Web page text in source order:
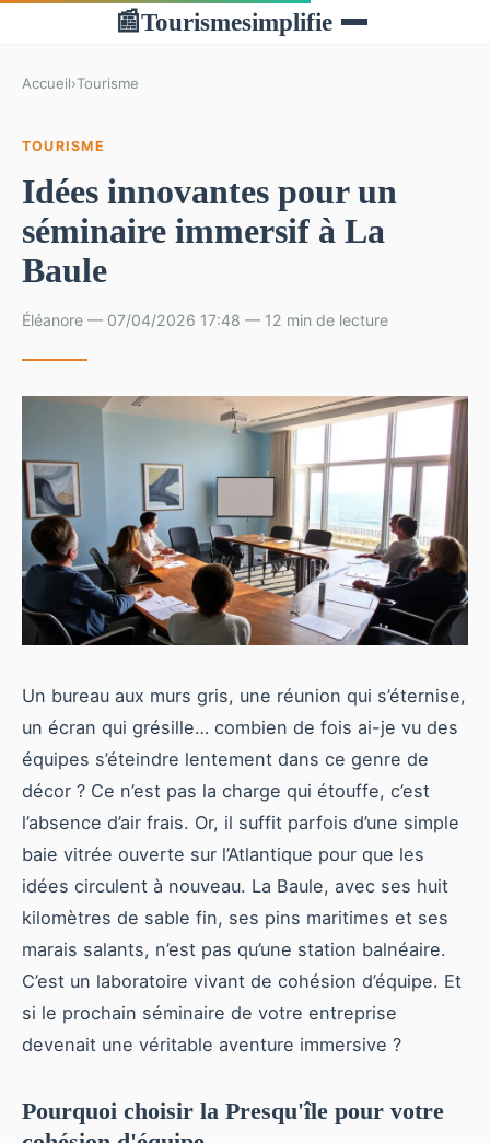
📰Tourismesimplifie
Accueil›Tourisme
TOURISME
Idées innovantes pour un
séminaire immersif à La
Baule
Éléanore — 07/04/2026 17:48 — 12 min de lecture
Un bureau aux murs gris, une réunion qui s’éternise,
un écran qui grésille… combien de fois ai-je vu des
équipes s’éteindre lentement dans ce genre de
décor ? Ce n’est pas la charge qui étouffe, c’est
l’absence d’air frais. Or, il suffit parfois d’une simple
baie vitrée ouverte sur l’Atlantique pour que les
idées circulent à nouveau. La Baule, avec ses huit
kilomètres de sable fin, ses pins maritimes et ses
marais salants, n’est pas qu’une station balnéaire.
C’est un laboratoire vivant de cohésion d’équipe. Et
si le prochain séminaire de votre entreprise
devenait une véritable aventure immersive ?
Pourquoi choisir la Presqu'île pour votre